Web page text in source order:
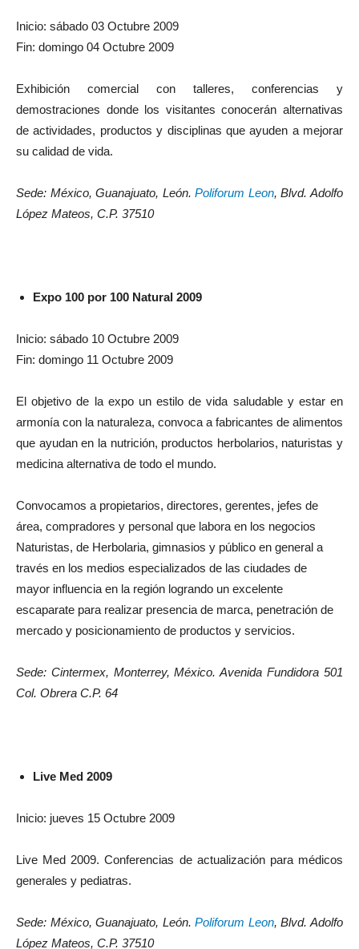
Inicio: sábado 03 Octubre 2009
Fin: domingo 04 Octubre 2009
Exhibición comercial con talleres, conferencias y
demostraciones donde los visitantes conocerán alternativas
de actividades, productos y disciplinas que ayuden a mejorar
su calidad de vida.
Sede: México, Guanajuato, León.Poliforum Leon, Blvd. Adolfo
López Mateos, C.P. 37510
Expo 100 por 100 Natural 2009
Inicio: sábado 10 Octubre 2009
Fin: domingo 11 Octubre 2009
El objetivo de la expo un estilo de vida saludable y estar en
armonía con la naturaleza, convoca a fabricantes de alimentos
que ayudan en la nutrición, productos herbolarios, naturistas y
medicina alternativa de todo el mundo.
Convocamos a propietarios, directores, gerentes, jefes de
área, compradores y personal que labora en los negocios
Naturistas, de Herbolaria, gimnasios y público en general a
través en los medios especializados de las ciudades de
mayor influencia en la región logrando un excelente
escaparate para realizar presencia de marca, penetración de
mercado y posicionamiento de productos y servicios.
Sede: Cintermex, Monterrey, México. Avenida Fundidora 501
Col. Obrera C.P. 64
Live Med 2009
Inicio: jueves 15 Octubre 2009
Live Med 2009. Conferencias de actualización para médicos
generales y pediatras.
Sede: México, Guanajuato, León.Poliforum Leon, Blvd. Adolfo
López Mateos, C.P. 37510